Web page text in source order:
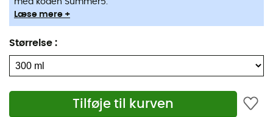
med koden Summer5.
Læse mere +
Størrelse :
Tilføje til kurven
Placer det rene tøj i vaskemaskinen (maksimum 3
Vask i henhold til plejeanvisningerne,